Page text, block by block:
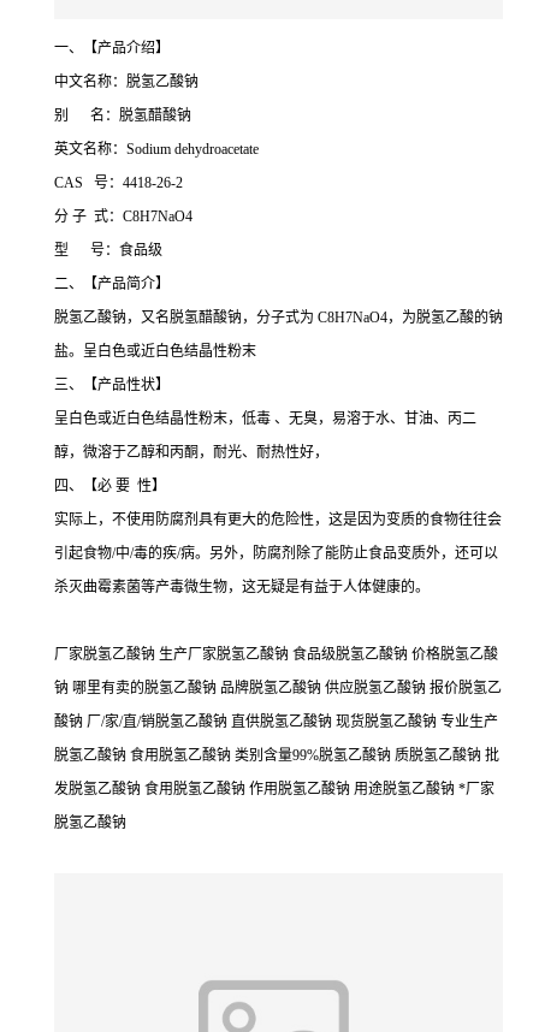
一、【产品介绍】
中文名称：脱氢乙酸钠
别 名：脱氢醋酸钠
英文名称：Sodium dehydroacetate
CAS 号：4418-26-2
分 子 式：C8H7NaO4
型 号：食品级
二、【产品简介】
脱氢乙酸钠，又名脱氢醋酸钠，分子式为 C8H7NaO4，为脱氢乙酸的钠
盐。呈白色或近白色结晶性粉末
三、【产品性状】
呈白色或近白色结晶性粉末，低毒 、无臭，易溶于水、甘油、丙二
醇，微溶于乙醇和丙酮，耐光、耐热性好，
四、【必 要 性】
实际上，不使用防腐剂具有更大的危险性，这是因为变质的食物往往会
引起食物/中/毒的疾/病。另外，防腐剂除了能防止食品变质外，还可以
杀灭曲霉素菌等产毒微生物，这无疑是有益于人体健康的。
厂家脱氢乙酸钠 生产厂家脱氢乙酸钠 食品级脱氢乙酸钠 价格脱氢乙酸
钠 哪里有卖的脱氢乙酸钠 品牌脱氢乙酸钠 供应脱氢乙酸钠 报价脱氢乙
酸钠 厂/家/直/销脱氢乙酸钠 直供脱氢乙酸钠 现货脱氢乙酸钠 专业生产
脱氢乙酸钠 食用脱氢乙酸钠 类别含量99%脱氢乙酸钠 质脱氢乙酸钠 批
发脱氢乙酸钠 食用脱氢乙酸钠 作用脱氢乙酸钠 用途脱氢乙酸钠 *厂家
脱氢乙酸钠